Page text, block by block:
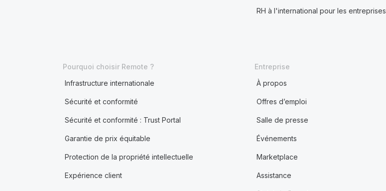
RH à l'international pour les entreprises
Pourquoi choisir Remote ?
Infrastructure internationale
Sécurité et conformité
Sécurité et conformité : Trust Portal
Garantie de prix équitable
Protection de la propriété intellectuelle
Expérience client
Entreprise
À propos
Offres d’emploi
Salle de presse
Événements
Marketplace
Assistance